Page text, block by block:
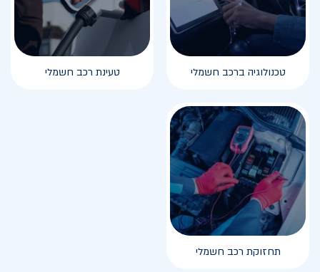
טכנולוגיה ברכב חשמלי טעינת רכב חשמלי
תחזוקת רכב חשמלי